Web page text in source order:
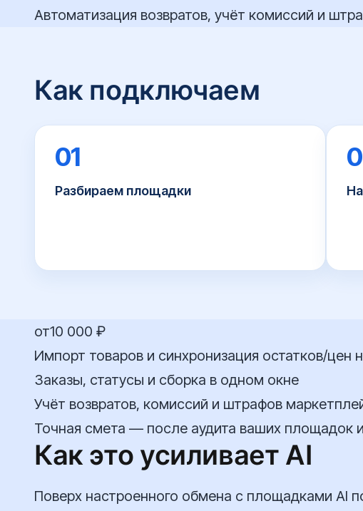
Автоматизация возвратов, учёт комиссий и
Как подключаем
01
Разбираем площадки
от10 000 ₽
Импорт товаров и синхронизация остатков/цен
Заказы, статусы и сборка в одном окне
Учёт возвратов, комиссий и штрафов
Точная смета — после аудита ваших площадок
Как это усиливает AI
Поверх настроенного обмена с площадками AI